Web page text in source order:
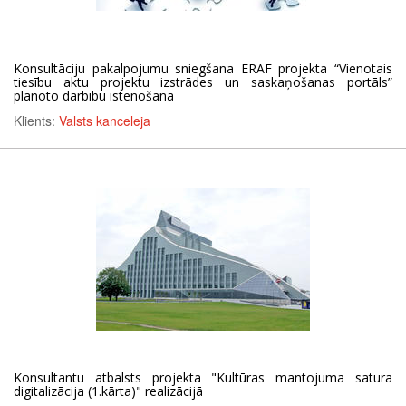
Konsultāciju pakalpojumu sniegšana ERAF projekta “Vienotais
tiesību aktu projektu izstrādes un saskaņošanas portāls”
plānoto darbību īstenošanā
Klients: Valsts kanceleja
Konsultantu atbalsts projekta "Kultūras mantojuma satura
digitalizācija (1.kārta)" realizācijā